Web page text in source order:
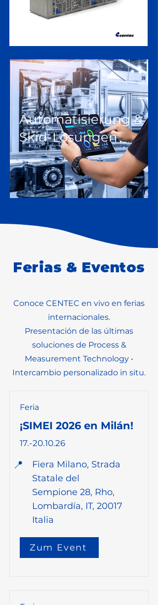
Automatisierung &
Skid-Lösungen
Ferias & Eventos
Conoce CENTEC en vivo en ferias
internacionales.
Presentación de las últimas
soluciones de Process &
Measurement Technology •
Intercambio personalizado in situ.
Feria
¡SIMEI 2026 en Milán!
17.-20.10.26
📍
Fiera Milano, Strada
Statale del
Sempione 28, Rho,
Lombardía, IT, 20017
Italia
Zum Event